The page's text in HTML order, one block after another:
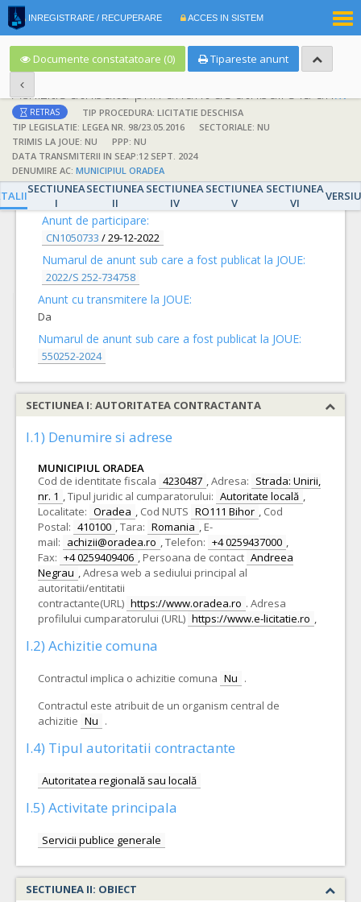
INREGISTRARE / RECUPERARE ACCES IN SISTEM
Documente constatatoare (0) Tipareste anunt
Achizitie atribuita prin anunt de atribuire la anunt de participare
RETRAS
TIP PROCEDURA: LICITATIE DESCHISA
TIP LEGISLATIE: LEGEA NR. 98/23.05.2016
SECTORIALE: NU
TRIMIS LA JOUE: NU
PPP: NU
DATA TRANSMITERII IN SEAP:12 SEPT. 2024
DENUMIRE AC: MUNICIPIUL ORADEA
SECTIUNEA
I
SECTIUNEA
II
SECTIUNEA
IV
SECTIUNEA
V
SECTIUNEA
VI
DETALII
Anunt de participare:
CN1050733 /29-12-2022
Numarul de anunt sub care a fost publicat la JOUE:
2022/S 252-734758
Anunt cu transmitere la JOUE:
Da
Numarul de anunt sub care a fost publicat la JOUE:
550252-2024
SECTIUNEA I: AUTORITATEA CONTRACTANTA
I.1) Denumire si adrese
MUNICIPIUL ORADEA
Cod de identitate fiscala 4230487 ,Adresa: Strada: Unirii,
nr. 1 ,Tipul juridic al cumparatorului: Autoritate locală ,
Localitate: Oradea , Cod NUTS RO111 Bihor , Cod
Postal: 410100 ,Tara: Romania , E-
mail: achizii@oradea.ro ,Telefon: +4 0259437000 ,
Fax: +4 0259409406 , Persoana de contact Andreea
Negrau ,Adresa web a sediului principal al
autoritatii/entitatii
contractante(URL) https://www.oradea.ro . Adresa
profilului cumparatorului (URL) https://www.e-licitatie.ro ,
I.2) Achizitie comuna
Contractul implica o achizitie comuna Nu .
Contractul este atribuit de un organism central de
achizitie Nu .
I.4) Tipul autoritatii contractante
Autoritatea regională sau locală
I.5) Activitate principala
Servicii publice generale
SECTIUNEA II: OBIECT